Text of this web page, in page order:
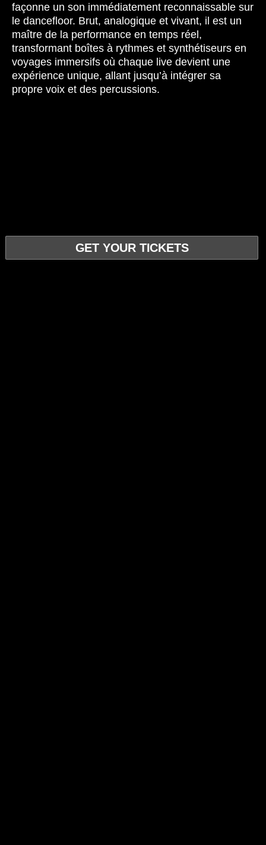
façonne un son immédiatement reconnaissable sur
le dancefloor. Brut, analogique et vivant, il est un
maître de la performance en temps réel,
transformant boîtes à rythmes et synthétiseurs en
voyages immersifs où chaque live devient une
expérience unique, allant jusqu’à intégrer sa
propre voix et des percussions.
GET YOUR TICKETS